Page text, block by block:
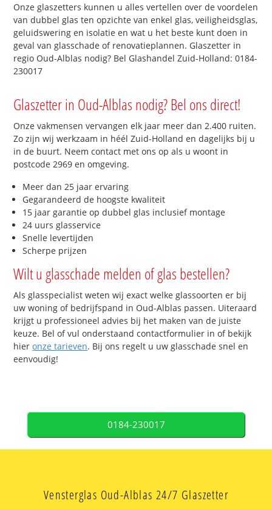
Onze glaszetters kunnen u alles vertellen over de voordelen
van dubbel glas ten opzichte van enkel glas, veiligheidsglas,
geluidswering en isolatie en wat u het beste kunt doen in
geval van glasschade of renovatieplannen. Glaszetter in
regio Oud-Alblas nodig? Bel Glashandel Zuid-Holland: 0184-
230017
Glaszetter in Oud-Alblas nodig? Bel ons direct!
Onze vakmensen vervangen elk jaar meer dan 2.400 ruiten.
Zo zijn wij werkzaam in héél Zuid-Holland en dagelijks bij u
in de buurt. Neem contact met ons op als u woont in
postcode 2969 en omgeving.
Meer dan 25 jaar ervaring
Gegarandeerd de hoogste kwaliteit
15 jaar garantie op dubbel glas inclusief montage
24 uurs glasservice
Snelle levertijden
Scherpe prijzen
Wilt u glasschade melden of glas bestellen?
Als glasspecialist weten wij exact welke glassoorten er bij
uw woning of bedrijfspand in Oud-Alblas passen. Uiteraard
krijgt u professioneel advies bij het maken van de juiste
keuze. Bel of vul onderstaand contactformulier in of bekijk
hieronze tarieven. Bij ons regelt u uw glasschade snel en
eenvoudig!
0184-230017
Vensterglas Oud-Alblas 24/7 Glaszetter